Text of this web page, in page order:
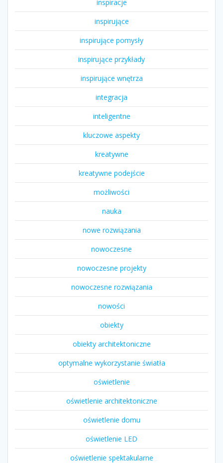
inspiracje
inspirujące
inspirujące pomysły
inspirujące przykłady
inspirujące wnętrza
integracja
inteligentne
kluczowe aspekty
kreatywne
kreatywne podejście
możliwości
nauka
nowe rozwiązania
nowoczesne
nowoczesne projekty
nowoczesne rozwiązania
nowości
obiekty
obiekty architektoniczne
optymalne wykorzystanie światła
oświetlenie
oświetlenie architektoniczne
oświetlenie domu
oświetlenie LED
oświetlenie spektakularne